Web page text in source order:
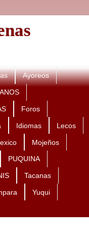
Ayoreos
Foros
Idiomas Lecos
Mojeños
PUQUINA
Tacanas
Yuqui